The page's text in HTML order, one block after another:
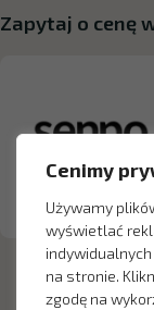
Cenimy
Używamy
wyświetlać
na stronie.
zgodę na
Zapytaj o cenę